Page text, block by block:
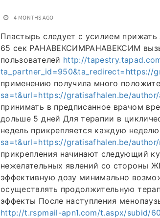
4 MONTHS AGO
Пластырь следует с усилием
65 сек РАНАВЕКСИМРАНАВЕКСИМ
пользователей http://
ta_partner_id=950&ta_redirect=https://
применению получила много
sa=t&url=https://gratisafhalen.be/
принимать в предписанное врачом
дольше 5 дней Для терапии в
недель прикрепляется каждую неделю
sa=t&url=https://gratisafhalen.be/
прикрепления начинают следующий
нежелательных явлений со стороны
эффективную дозу минимально
осуществлять продолжительную
эффекты После наступления
http://t.rspmail-apn1.com/t.aspx/subid/